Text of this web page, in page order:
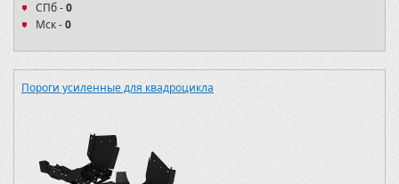
СПб -0
Мск -0
Пороги усиленные для квадроцикла